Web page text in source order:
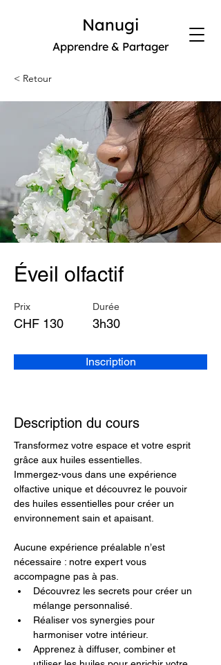
Nanugi
Apprendre & Partager
< Retour
Éveil olfactif
Prix
CHF 130
Durée
3h30
Inscription
Description du cours
Transformez votre espace et votre esprit
grâce aux huiles essentielles.
Immergez-vous dans une expérience
olfactive unique et découvrez le pouvoir
des huiles essentielles pour créer un
environnement sain et apaisant.
Aucune expérience préalable n’est
nécessaire : notre expert vous
accompagne pas à pas.
Découvrez les secrets pour créer un
mélange personnalisé.
Réaliser vos synergies pour
harmoniser votre intérieur.
Apprenez à diffuser, combiner et